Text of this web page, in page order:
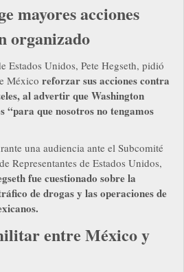
mayores acciones
organizado
Estados Unidos, Pete Hegseth, pidió
México reforzar sus acciones contra
al advertir que Washington
“para que nosotros no tengamos
una audiencia ante el Subcomité
Representantes de Estados Unidos,
fue cuestionado sobre la
de drogas y las operaciones de
entre México y